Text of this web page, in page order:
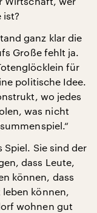
ist?
ganz klar die
Große fehlt ja.
für
politische Idee.
wo jedes
was nicht
Spiel. Sie sind der
dass Leute,
können, dass
können,
wohnen gut